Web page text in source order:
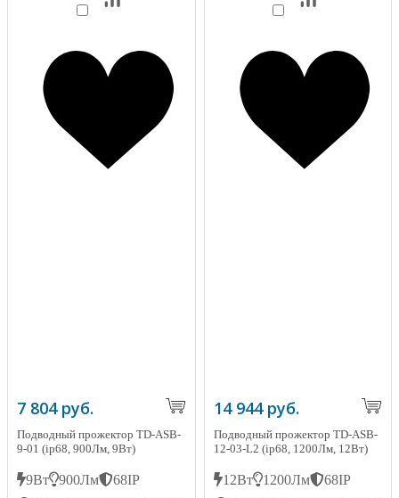
7 804 руб.
Подводный прожектор TD-ASB-
9-01 (ip68, 900Лм, 9Вт)
9Вт 900Лм
68IP
14 944 руб.
Подводный прожектор TD-ASB-
12-03-L2 (ip68, 1200Лм, 12Вт)
12Вт 1200Лм
68IP